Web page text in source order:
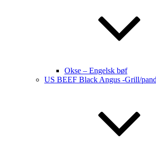
Okse – Engelsk bøf
US BEEF Black Angus -Grill/